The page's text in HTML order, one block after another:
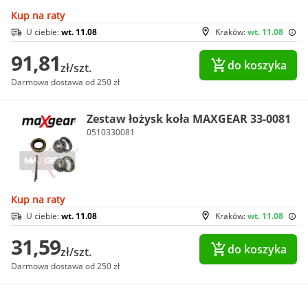
Kup na raty
Kraków:wt. 11.08
U ciebie:wt. 11.08
91,81zł/szt.
Darmowa dostawa od 250 zł
do koszyka
Zestaw łożysk koła MAXGEAR 33-0081
0510330081
Kup na raty
Kraków:wt. 11.08
U ciebie:wt. 11.08
31,59zł/szt.
Darmowa dostawa od 250 zł
do koszyka